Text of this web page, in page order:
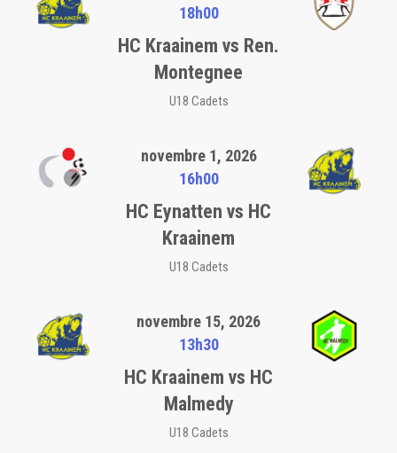
18h00
HC Kraainem vs Ren.
Montegnee
U18 Cadets
novembre 1, 2026
16h00
HC Eynatten vs HC
Kraainem
U18 Cadets
novembre 15, 2026
13h30
HC Kraainem vs HC
Malmedy
U18 Cadets